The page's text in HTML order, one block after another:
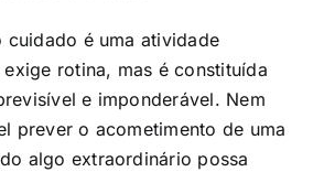
é uma atividade
rotina, mas é constituída
e imponderável. Nem
prever o acometimento de uma
algo extraordinário possa